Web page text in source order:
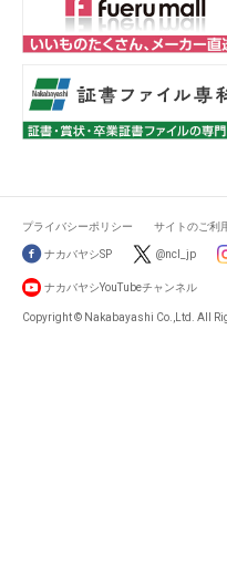
プライバシーポリシー サイトのご利
ナカバヤシSP @ncl_jp
ナカバヤシYouTubeチャンネル
Copyright © Nakabayashi Co.,Ltd. All